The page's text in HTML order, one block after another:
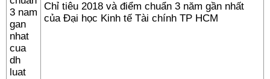
Chỉ tiêu 2018 và điểm chuẩn 3 năm gần nhất
của Đại học Kinh tế Tài chính TP HCM